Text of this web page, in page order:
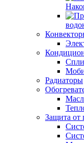
Радиаторы
Защита от